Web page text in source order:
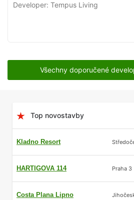
Developer: Tempus Living
Všechny doporučené
Top novostavby
Kladno Resort
HARTIGOVA 114 Praha 3
Costa Plana Lipno